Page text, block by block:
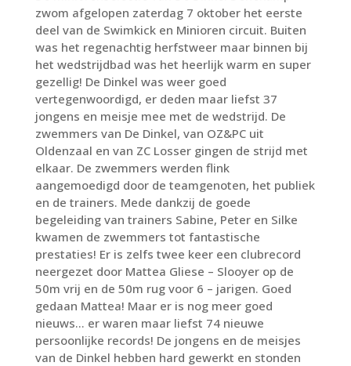
zwom afgelopen zaterdag 7 oktober het eerste
deel van de Swimkick en Minioren circuit. Buiten
was het regenachtig herfstweer maar binnen bij
het wedstrijdbad was het heerlijk warm en super
gezellig! De Dinkel was weer goed
vertegenwoordigd, er deden maar liefst 37
jongens en meisje mee met de wedstrijd. De
zwemmers van De Dinkel, van OZ&PC uit
Oldenzaal en van ZC Losser gingen de strijd met
elkaar. De zwemmers werden flink
aangemoedigd door de teamgenoten, het publiek
en de trainers. Mede dankzij de goede
begeleiding van trainers Sabine, Peter en Silke
kwamen de zwemmers tot fantastische
prestaties! Er is zelfs twee keer een clubrecord
neergezet door Mattea Gliese – Slooyer op de
50m vrij en de 50m rug voor 6 – jarigen. Goed
gedaan Mattea! Maar er is nog meer goed
nieuws… er waren maar liefst 74 nieuwe
persoonlijke records! De jongens en de meisjes
van de Dinkel hebben hard gewerkt en stonden